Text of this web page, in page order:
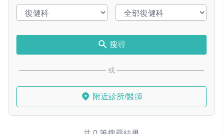
搜尋
或
附近診所/醫師